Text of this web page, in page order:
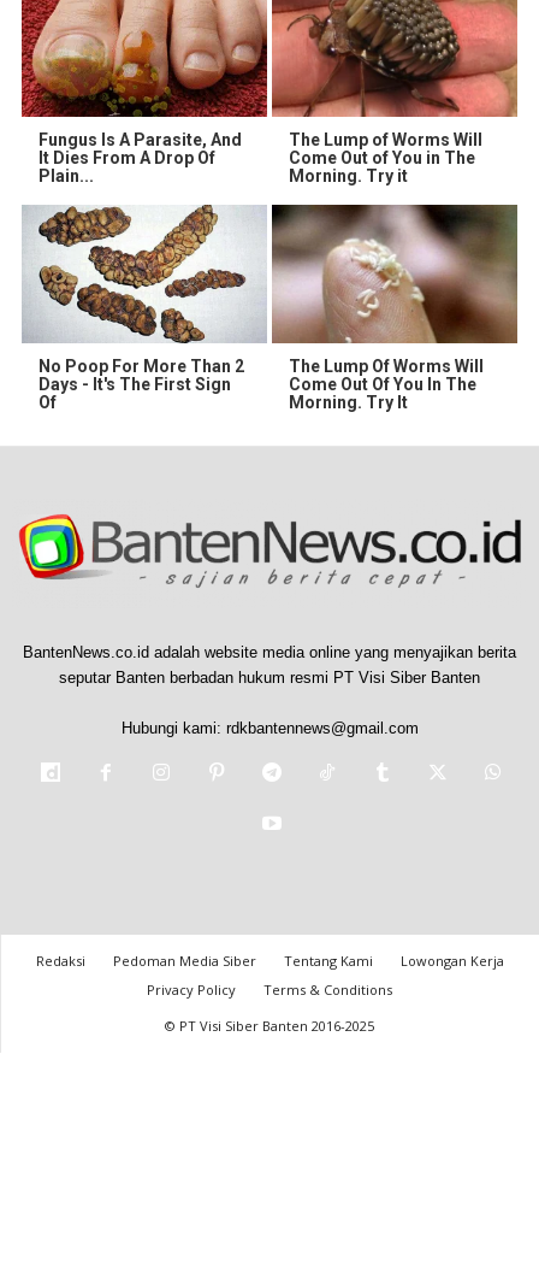
Fungus Is A Parasite, And
It Dies From A Drop Of
Plain...
The Lump of Worms Will
Come Out of You in The
Morning. Try it
No Poop For More Than 2
Days - It's The First Sign
Of
The Lump Of Worms Will
Come Out Of You In The
Morning. Try It
BantenNews.co.id adalah website media online yang menyajikan berita
seputar Banten berbadan hukum resmi PT Visi Siber Banten
Hubungi kami: rdkbantennews@gmail.com
Redaksi Pedoman Media Siber Tentang Kami
Lowongan Kerja
Privacy Policy
Terms & Conditions
© PT Visi Siber Banten 2016-2025